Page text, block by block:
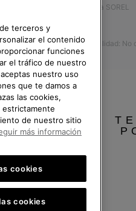
Afíliese a SOREL
Accesibilidad: No
derechos.
terceros y
el contenido
funciones
el tráfico de nuestro
nuestro uso
que te damos a
las cookies,
estrictamente
de nuestro sitio
más información
cookies
cookies